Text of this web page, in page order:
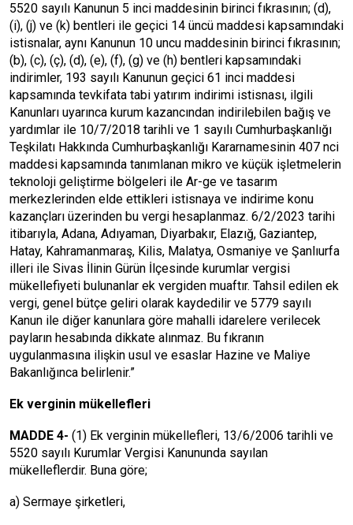
5520 sayılı Kanunun 5 inci maddesinin birinci fıkrasının; (d),
(i), (j) ve (k) bentleri ile geçici 14 üncü maddesi kapsamındaki
istisnalar, aynı Kanunun 10 uncu maddesinin birinci fıkrasının;
(b), (c), (ç), (d), (e), (f), (g) ve (h) bentleri kapsamındaki
indirimler, 193 sayılı Kanunun geçici 61 inci maddesi
kapsamında tevkifata tabi yatırım indirimi istisnası, ilgili
Kanunları uyarınca kurum kazancından indirilebilen bağış ve
yardımlar ile 10/7/2018 tarihli ve 1 sayılı Cumhurbaşkanlığı
Teşkilatı Hakkında Cumhurbaşkanlığı Kararnamesinin 407 nci
maddesi kapsamında tanımlanan mikro ve küçük işletmelerin
teknoloji geliştirme bölgeleri ile Ar-ge ve tasarım
merkezlerinden elde ettikleri istisnaya ve indirime konu
kazançları üzerinden bu vergi hesaplanmaz. 6/2/2023 tarihi
itibarıyla, Adana, Adıyaman, Diyarbakır, Elazığ, Gaziantep,
Hatay, Kahramanmaraş, Kilis, Malatya, Osmaniye ve Şanlıurfa
illeri ile Sivas İlinin Gürün İlçesinde kurumlar vergisi
mükellefiyeti bulunanlar ek vergiden muaftır. Tahsil edilen ek
vergi, genel bütçe geliri olarak kaydedilir ve 5779 sayılı
Kanun ile diğer kanunlara göre mahalli idarelere verilecek
payların hesabında dikkate alınmaz. Bu fıkranın
uygulanmasına ilişkin usul ve esaslar Hazine ve Maliye
Bakanlığınca belirlenir.”
Ek verginin mükellefleri
MADDE 4- (1) Ek verginin mükellefleri, 13/6/2006 tarihli ve
5520 sayılı Kurumlar Vergisi Kanununda sayılan
mükelleflerdir. Buna göre;
a) Sermaye şirketleri,